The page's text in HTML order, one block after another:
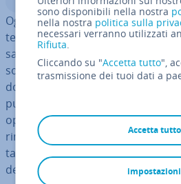
Ogni azienda indirizza i propri
ten­zia­le cliente, che se alla fine
sarà disposto a pagarlo.
soltanto a un’idea
do il cliente solo come parte di
può portare a non rag­giun­ge­re in
oppure può fare in modo che
rimanga privo di profilo quanto la
target o che nessuno riconosca
dell’offerta.
sono disponibili nella nostra
nella nostra politica sulla
necessari verranno utilizzati
Rifiuta.
Cliccando su "Accetta tutto",
trasmissione dei tuoi dati a
Accetta tutto
impostazioni